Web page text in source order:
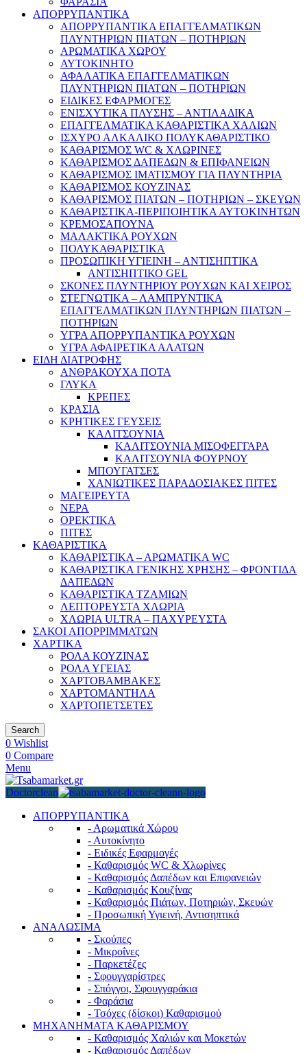
ΑΠΟΡΡΥΠΑΝΤΙΚΑ
ΑΠΟΡΡΥΠΑΝΤΙΚΑ ΕΠΑΓΓΕΛΜΑΤΙΚΩΝ
ΠΛΥΝΤΗΡΙΩΝ ΠΙΑΤΩΝ – ΠΟΤΗΡΙΩΝ
ΑΡΩΜΑΤΙΚΑ ΧΩΡΟΥ
ΑΥΤΟΚΙΝΗΤΟ
ΑΦΑΛΑΤΙΚΑ ΕΠΑΓΓΕΛΜΑΤΙΚΩΝ
ΠΛΥΝΤΗΡΙΩΝ ΠΙΑΤΩΝ – ΠΟΤΗΡΙΩΝ
ΕΙΔΙΚΕΣ ΕΦΑΡΜΟΓΕΣ
ΕΝΙΣΧΥΤΙΚΑ ΠΛΥΣΗΣ – ΑΝΤΙΛΑΔΙΚΑ
ΕΠΑΓΓΕΛΜΑΤΙΚΑ ΚΑΘΑΡΙΣΤΙΚΑ ΧΑΛΙΩΝ
ΙΣΧΥΡΟ ΑΛΚΑΛΙΚΟ ΠΟΛΥΚΑΘΑΡΙΣΤΙΚΟ
ΚΑΘΑΡΙΣΜΟΣ WC & ΧΛΩΡΙΝΕΣ
ΚΑΘΑΡΙΣΜΟΣ ΔΑΠΕΔΩΝ & ΕΠΙΦΑΝΕΙΩΝ
ΚΑΘΑΡΙΣΜΟΣ ΙΜΑΤΙΣΜΟΥ ΓΙΑ ΠΛΥΝΤΗΡΙΑ
ΚΑΘΑΡΙΣΜΟΣ ΚΟΥΖΙΝΑΣ
ΚΑΘΑΡΙΣΜΟΣ ΠΙΑΤΩΝ – ΠΟΤΗΡΙΩΝ – ΣΚΕΥΩΝ
ΚΑΘΑΡΙΣΤΙΚΑ-ΠΕΡΙΠΟΙΗΤΙΚΑ ΑΥΤΟΚΙΝΗΤΩΝ
ΚΡΕΜΟΣΑΠΟΥΝΑ
ΜΑΛΑΚΤΙΚΑ ΡΟΥΧΩΝ
ΠΟΛΥΚΑΘΑΡΙΣΤΙΚΑ
ΠΡΟΣΩΠΙΚΗ ΥΓΙΕΙΝΗ – ΑΝΤΙΣΗΠΤΙΚΑ
ΑΝΤΙΣΗΠΤΙΚΟ GEL
ΣΚΟΝΕΣ ΠΛΥΝΤΗΡΙΟΥ ΡΟΥΧΩΝ KAI XΕΙΡΟΣ
ΣΤΕΓΝΩΤΙΚΑ – ΛΑΜΠΡΥΝΤΙΚΑ
ΕΠΑΓΓΕΛΜΑΤΙΚΩΝ ΠΛΥΝΤΗΡΙΩΝ ΠΙΑΤΩΝ –
ΠΟΤΗΡΙΩΝ
ΥΓΡΑ ΑΠΟΡΡΥΠΑΝΤΙΚΑ ΡΟΥΧΩΝ
ΥΓΡΑ ΑΦΑΙΡΕΤΙΚΑ ΑΛΑΤΩΝ
ΕΙΔΗ ΔΙΑΤΡΟΦΗΣ
ΑΝΘΡΑΚΟΥΧΑ ΠΟΤΑ
ΓΛΥΚΑ
ΚΡΕΠΕΣ
ΚΡΑΣΙΑ
ΚΡΗΤΙΚΕΣ ΓΕΥΣΕΙΣ
ΚΑΛΙΤΣΟΥΝΙΑ
ΚΑΛΙΤΣΟΥΝΙΑ ΜΙΣΟΦΕΓΓΑΡΑ
ΚΑΛΙΤΣΟΥΝΙΑ ΦΟΥΡΝΟΥ
ΜΠΟΥΓΑΤΣΕΣ
ΧΑΝΙΩΤΙΚΕΣ ΠΑΡΑΔΟΣΙΑΚΕΣ ΠΙΤΕΣ
ΜΑΓΕΙΡΕΥΤΑ
ΝΕΡΑ
ΟΡΕΚΤΙΚΑ
ΠΙΤΕΣ
ΚΑΘΑΡΙΣΤΙΚΑ
ΚΑΘΑΡΙΣΤΙΚΑ – ΑΡΩΜΑΤΙΚΑ WC
ΚΑΘΑΡΙΣΤΙΚΑ ΓΕΝΙΚΗΣ ΧΡΗΣΗΣ – ΦΡΟΝΤΙΔΑ
ΔΑΠΕΔΩΝ
ΚΑΘΑΡΙΣΤΙΚΑ ΤΖΑΜΙΩΝ
ΛΕΠΤΟΡΕΥΣΤΑ ΧΛΩΡΙΑ
ΧΛΩΡΙΑ ULTRA – ΠΑΧΥΡΕΥΣΤΑ
ΣΑΚΟΙ ΑΠΟΡΡΙΜΜΑΤΩΝ
ΧΑΡΤΙΚΑ
ΡΟΛΑ ΚΟΥΖΙΝΑΣ
ΡΟΛΑ ΥΓΕΙΑΣ
ΧΑΡΤΟΒΑΜΒΑΚΕΣ
ΧΑΡΤΟΜΑΝΤΗΛΑ
ΧΑΡΤΟΠΕΤΣΕΤΕΣ
Search
0 Wishlist
0 Compare
Menu
Doctorclean
ΑΠΟΡΡΥΠΑΝΤΙΚΑ
- Αρωματικά Χώρου
- Αυτοκίνητο
- Ειδικές Εφαρμογές
- Καθαρισμός WC & Χλωρίνες
- Καθαρισμός Δαπέδων και Επιφανειών
- Καθαρισμός Κουζίνας
- Καθαρισμός Πιάτων, Ποτηριών, Σκευών
- Προσωπική Υγιεινή, Αντισηπτικά
ΑΝΑΛΩΣΙΜΑ
- Σκούπες
- Μικροΐνες
- Παρκετέζες
- Σφουγγαρίστρες
- Σπόγγοι, Σφουγγαράκια
- Φαράσια
- Τσόχες (δίσκοι) Καθαρισμού
ΜΗΧΑΝΗΜΑΤΑ ΚΑΘΑΡΙΣΜΟΥ
- Καθαρισμός Χαλιών και Μοκετών
- Καθαρισμός Δαπέδων